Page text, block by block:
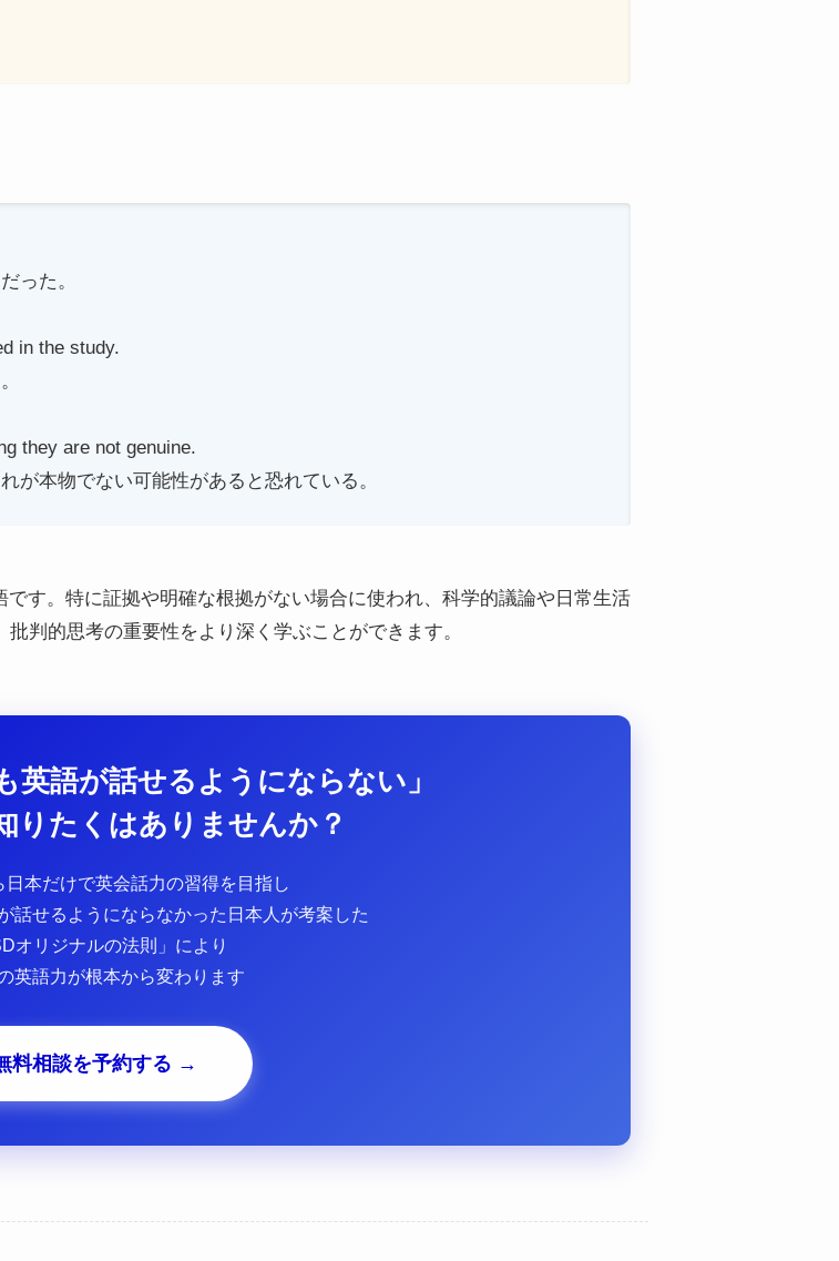
った。
in the study.
they are not genuine.
が本物でない可能性があると恐れている。
す。特に証拠や明確な根拠がない場合に使われ、科学的議論や日常生活
判的思考の重要性をより深く学ぶことができます。
英語が話せるようにならない」
りたくはありませんか？
日本だけで英会話力の習得を目指し
話せるようにならなかった日本人が考案した
オリジナルの法則」により
英語力が根本から変わります
料相談を予約する →